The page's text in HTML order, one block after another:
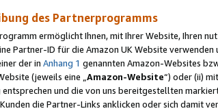
des Partnerprogramms
ermöglicht Ihnen, mit Ihrer Website, Ihren
Partner-ID für die Amazon UK Website
der in Anhang 1 genannten Amazon-Websites
(jeweils eine „ Amazon-Website“) oder (ii)
und die von uns bereitgestellten
die Partner-Links anklicken oder sich damit